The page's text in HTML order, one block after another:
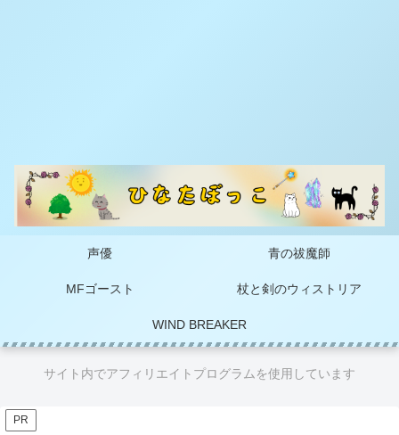
声優 青の祓魔師
MFゴースト 杖と剣のウィストリア
WIND BREAKER
サイト内でアフィリエイトプログラムを使用しています
PR